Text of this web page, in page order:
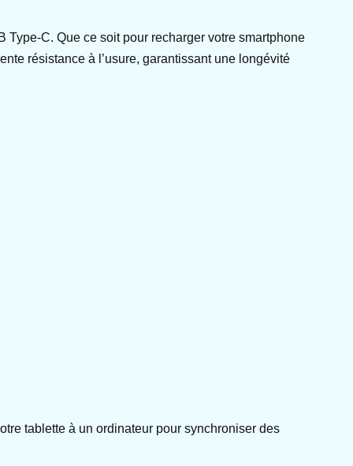
C. Que ce soit pour recharger votre smartphone
résistance à l’usure, garantissant une longévité
tablette à un ordinateur pour synchroniser des